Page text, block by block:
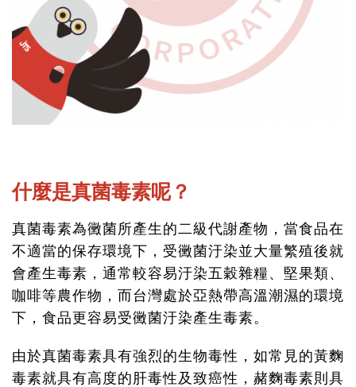
什麼是真菌毒素呢？
真菌毒素為黴菌所產生的二級代謝產物，當食品在
不適當的保存環境下，受黴菌汙染並大量繁殖後就
會產生毒素，通常較容易汙染五穀雜糧、堅果類、
咖啡等農作物，而台灣處於亞熱帶高溫潮濕的環境
下，食品更容易受黴菌汙染產生毒素。
由於真菌毒素具有強烈的生物毒性，如常見的黃麴
毒素就具有高度的肝毒性及致癌性，赭麴毒素則具